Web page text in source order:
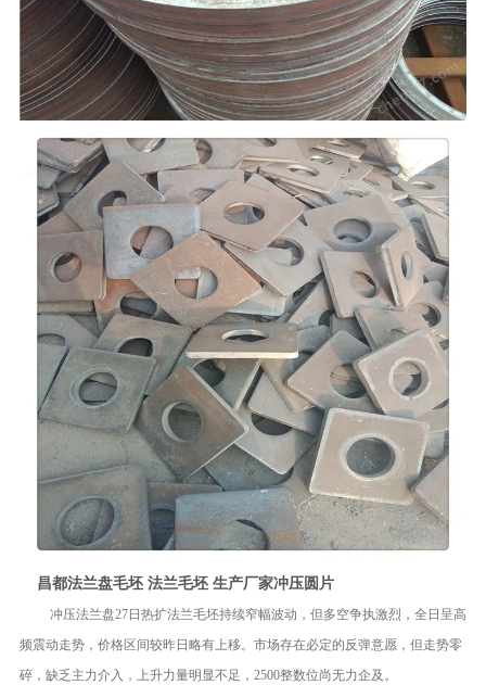
昌都法兰盘毛坯 法兰毛坯 生产厂家冲压圆片
冲压法兰盘27日热扩法兰毛坯持续窄幅波动，但多空争执激烈，全日呈高
频震动走势，价格区间较昨日略有上移。市场存在必定的反弹意愿，但走势零
碎，缺乏主力介入，上升力量明显不足，2500整数位尚无力企及。